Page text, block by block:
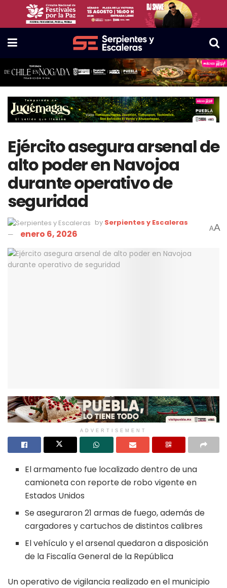
Ejército asegura arsenal de
alto poder en Navojoa
durante operativo de
seguridad
by Serpientes y Escaleras
enero 6, 2026 AA
ADVERTISEMENT
El armamento fue localizado dentro de una
camioneta con reporte de robo vigente en
Estados Unidos
Se aseguraron 21 armas de fuego, además de
cargadores y cartuchos de distintos calibres
El vehículo y el arsenal quedaron a disposición
de la Fiscalía General de la República
Un operativo de vigilancia realizado en el municipio